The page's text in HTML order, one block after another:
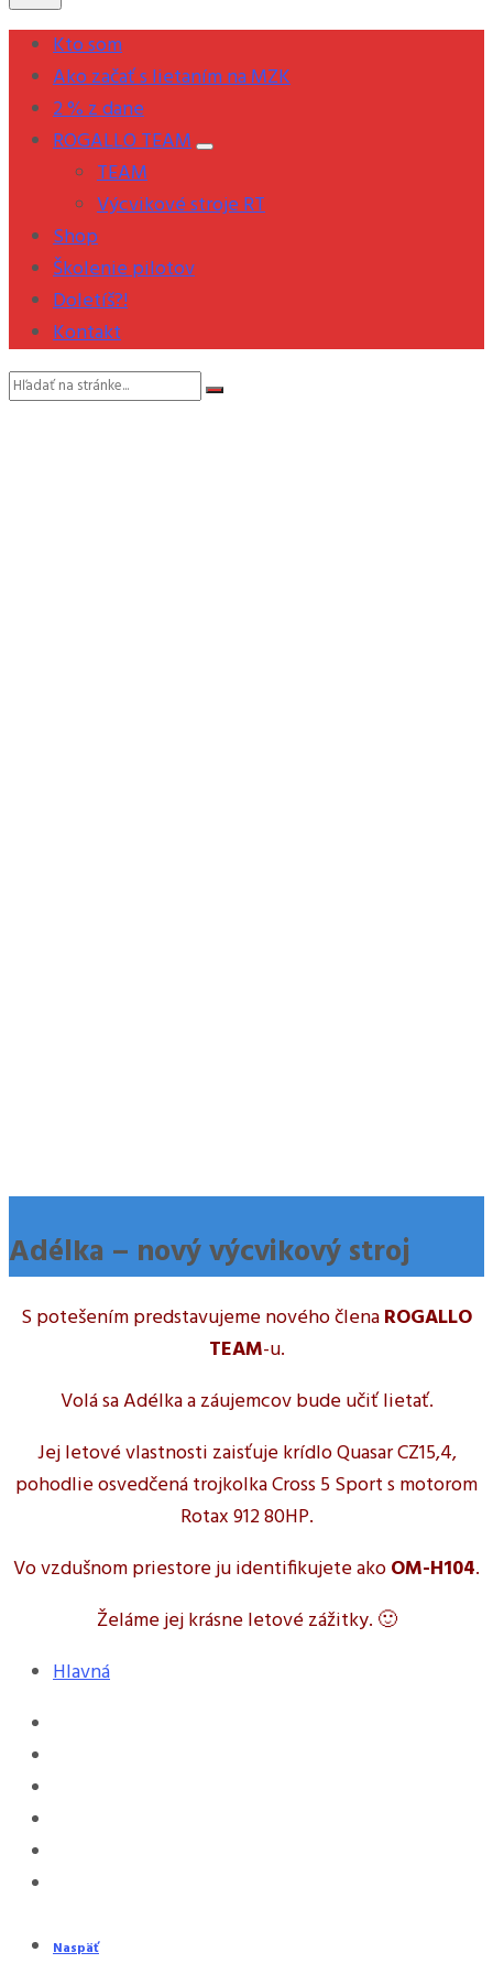
Kto som
Ako začať s lietaním na MZK
2 % z dane
ROGALLO TEAM
TEAM
Výcvikové stroje RT
Shop
Školenie pilotov
Doletíš?!
Kontakt
Vyhľadávanie:
Adélka – nový výcvikový stroj
S potešením predstavujeme nového členaROGALLO
TEAM-u.
Volá sa Adélka a záujemcov bude učiť lietať.
Jej letové vlastnosti zaisťuje krídlo Quasar CZ15,4,
pohodlie osvedčená trojkolka Cross 5 Sport s motorom
Rotax 912 80HP.
Vo vzdušnom priestore ju identifikujete akoOM-H104.
Želáme jej krásne letové zážitky. 🙂
Hlavná
Naspäť